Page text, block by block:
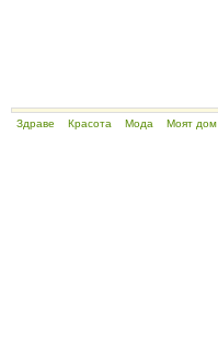
Здраве Красота Мода Моят дом